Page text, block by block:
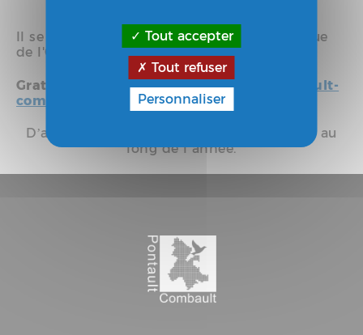
Il se déroulera à l'école Pablo-Neruda - 82 rue
de l'Orme au Charron.
Gratuit - Sur inscription :pmmohr@pontault-
combault.fr
D’autres dates vous seront proposées tout au
long de l’année.
Tout accepter
Tout refuser
Personnaliser